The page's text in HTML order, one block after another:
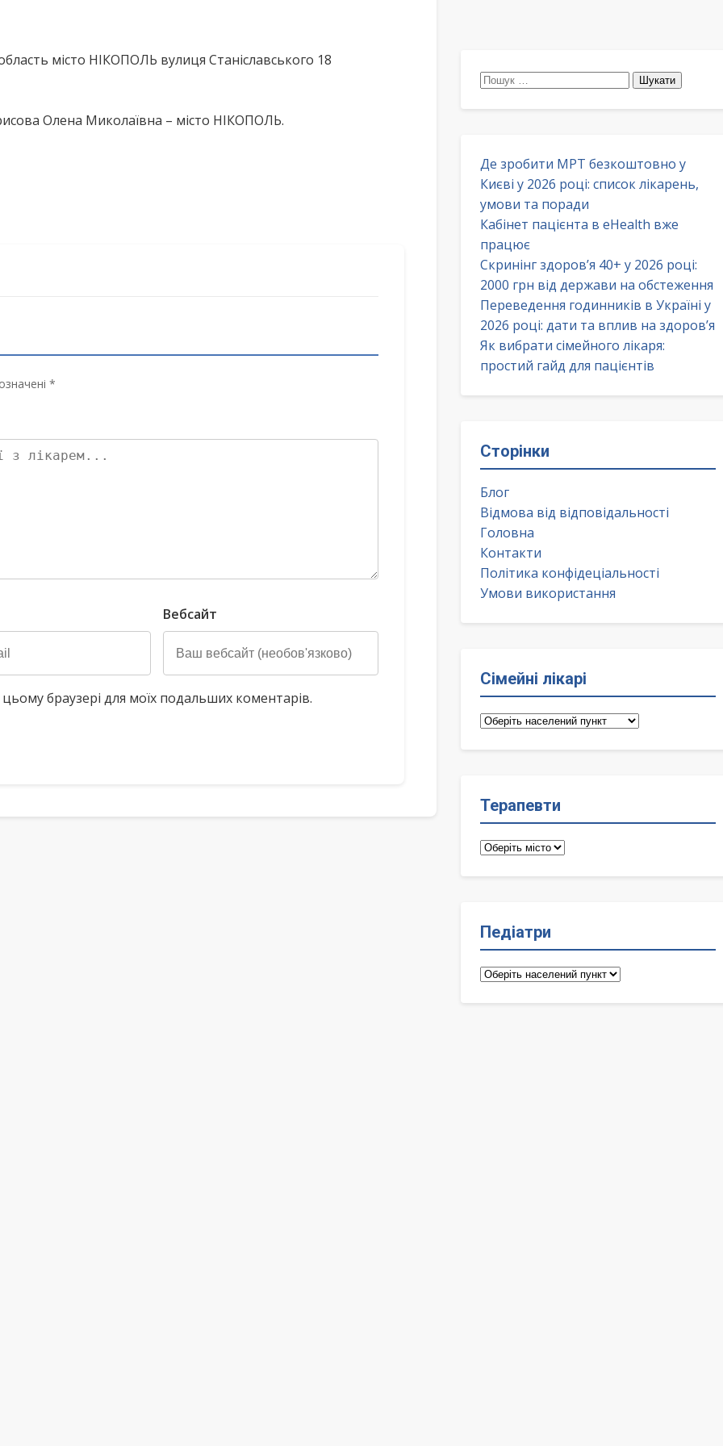
місто НІКОПОЛЬ вулиця Станіславського 18
Олена Миколаївна – місто НІКОПОЛЬ.
*
Вебсайт
браузері для моїх подальших коментарів.
Пошук:
Де зробити МРТ безкоштовно у
Києві у 2026 році: список лікарень,
умови та поради
Кабінет пацієнта в eHealth вже
працює
Скринінг здоров’я 40+ у 2026 році:
2000 грн від держави на обстеження
Переведення годинників в Україні у
2026 році: дати та вплив на здоров’я
Як вибрати сімейного лікаря:
простий гайд для пацієнтів
Сторінки
Блог
Відмова від відповідальності
Головна
Контакти
Політика конфідеціальності
Умови використання
Сімейні лікарі
Сімейні
Терапевти
Терапевти
Педіатри
Педіатри